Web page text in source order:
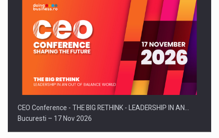
CEO Conference - THE BIG RETHINK - LEADERSHIP IN AN…
Bucuresti – 17 Nov 2026